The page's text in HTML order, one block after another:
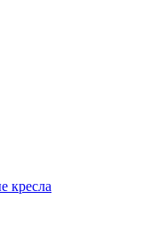
кресла